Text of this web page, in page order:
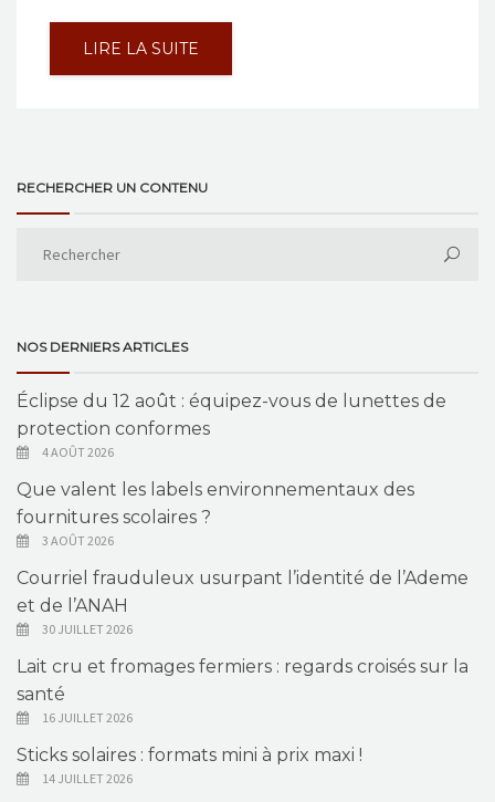
LIRE LA SUITE
RECHERCHER UN CONTENU
NOS DERNIERS ARTICLES
Éclipse du 12 août : équipez-vous de lunettes de
protection conformes
4 AOÛT 2026
Que valent les labels environnementaux des
fournitures scolaires ?
3 AOÛT 2026
Courriel frauduleux usurpant l’identité de l’Ademe
et de l’ANAH
30 JUILLET 2026
Lait cru et fromages fermiers : regards croisés sur la
santé
16 JUILLET 2026
Sticks solaires : formats mini à prix maxi !
14 JUILLET 2026